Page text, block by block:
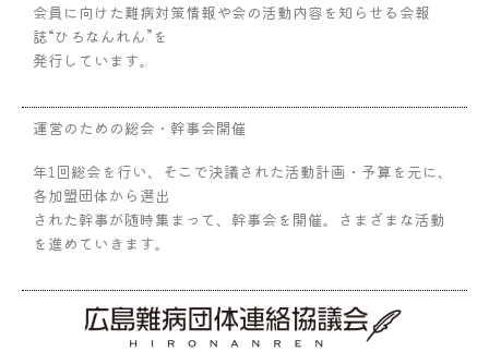
会員に向けた難病対策情報や会の活動内容を知らせる会報
誌“ひろなんれん”を
発行しています。
運営のための総会・幹事会開催
年1回総会を行い、そこで決議された活動計画・予算を元に、
各加盟団体から選出
された幹事が随時集まって、幹事会を開催。さまざまな活動
を進めていきます。